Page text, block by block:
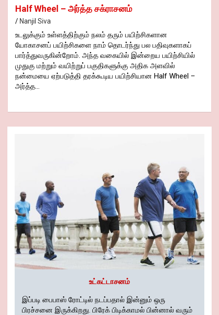
Half Wheel – அர்த்த சக்ராசனம்
Nanjil Siva
உடலுக்கும் உள்ளத்திற்கும் நலம் தரும் பயிற்சிகளான
யோகாசனப் பயிற்சிகளை நாம் தொடர்ந்து பல பதிவுகளாகப்
பார்த்துவருகின்றோம். அந்த வகையில் இன்றைய பயிற்சியில்
முதுகு மற்றும் வயிற்றுப் பகுதிகளுக்கு அதிக அளவில்
நன்மையை ஏற்படுத்தி தரக்கூடிய பயிற்சியான Half Wheel –
அர்த்த…
உட்கட்டாசனம்
இப்படி பைபாஸ் ரோட்டில் நடப்பதால் இன்னும் ஒரு
பிரச்சனை இருக்கிறது. பிரேக் பிடிக்காமல் பின்னால் வரும்